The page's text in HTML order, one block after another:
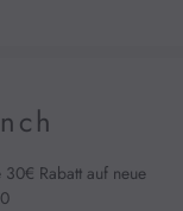
Rabatt auf neue